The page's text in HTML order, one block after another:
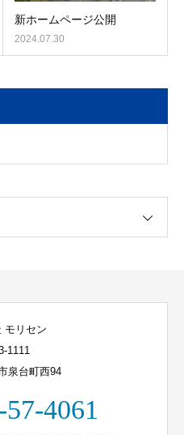
新ホームページ公開
2024.07.30
モリセン
1111
泉台町西94
4061